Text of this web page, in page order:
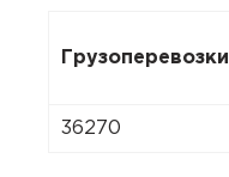
Грузоперевозки
36270